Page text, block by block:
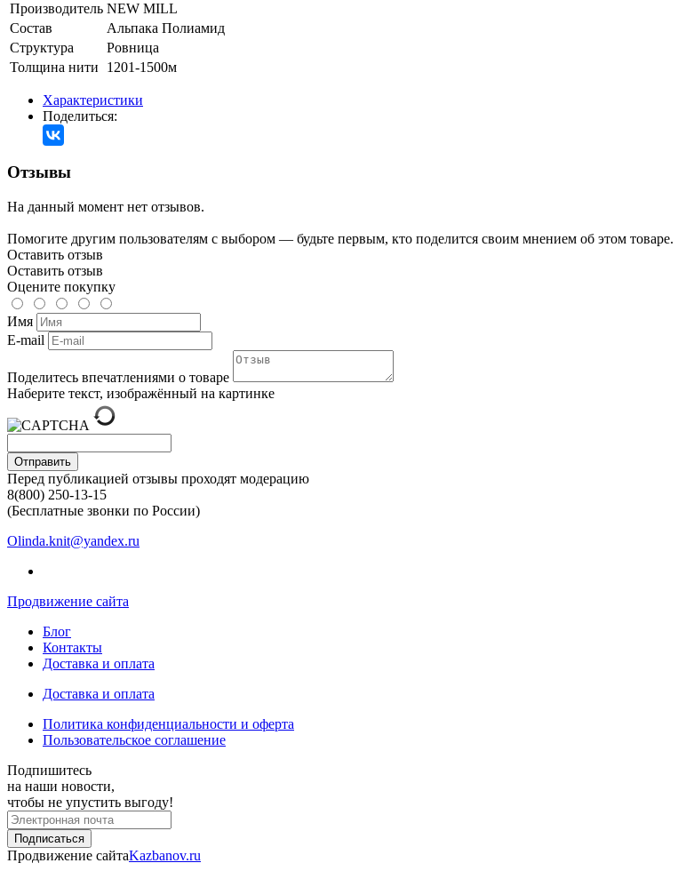
Производитель NEW MILL
Состав
Альпака Полиамид
Структура
Ровница
Толщина нити
1201-1500м
Характеристики
Поделиться:
Отзывы
На данный момент нет отзывов.
Помогите другим пользователям с выбором — будьте первым, кто поделится своим мнением об этом товаре.
Оставить отзыв
Оставить отзыв
Оцените покупку
Имя
E-mail
Поделитесь впечатлениями о товаре
Наберите текст, изображённый на картинке
Отправить
Перед публикацией отзывы проходят модерацию
8(800) 250-13-15
(Бесплатные звонки по России)
Olinda.knit@yandex.ru
Продвижение сайта
Блог
Контакты
Доставка и оплата
Доставка и оплата
Политика конфиденциальности и оферта
Пользовательское соглашение
Подпишитесь
на наши новости,
чтобы не упустить выгоду!
Продвижение сайтаKazbanov.ru